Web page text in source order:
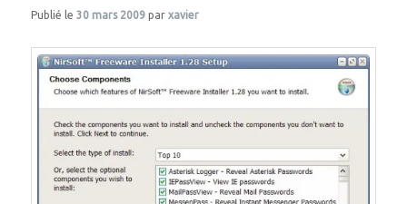
Publié le30 mars 2009 parxavier